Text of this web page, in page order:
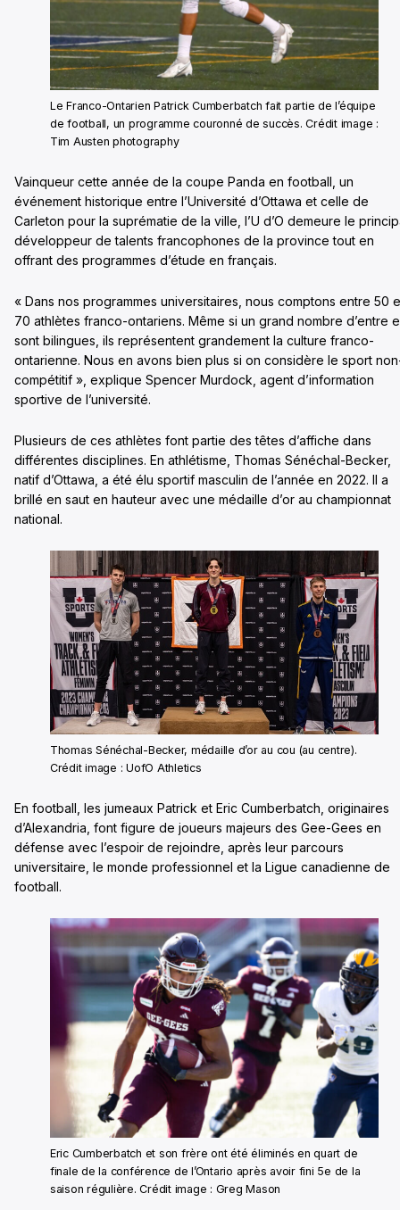
Le Franco-Ontarien Patrick Cumberbatch fait partie de l’équipe
de football, un programme couronné de succès. Crédit image :
Tim Austen photography
Vainqueur cette année de la coupe Panda en football, un
événement historique entre l’Université d’Ottawa et celle de
Carleton pour la suprématie de la ville, l’U d’O demeure le
développeur de talents francophones de la province tout en
offrant des programmes d’étude en français.
« Dans nos programmes universitaires, nous comptons entre 50
70 athlètes franco-ontariens. Même si un grand nombre d’entre
sont bilingues, ils représentent grandement la culture franco-
ontarienne. Nous en avons bien plus si on considère le sport
compétitif », explique Spencer Murdock, agent d’information
sportive de l’université.
Plusieurs de ces athlètes font partie des têtes d’affiche dans
différentes disciplines. En athlétisme, Thomas Sénéchal-Becker,
natif d’Ottawa, a été élu sportif masculin de l’année en 2022. Il a
brillé en saut en hauteur avec une médaille d’or au championnat
national.
Thomas Sénéchal-Becker, médaille d’or au cou (au centre).
Crédit image : UofO Athletics
En football, les jumeaux Patrick et Eric Cumberbatch, originaires
d’Alexandria, font figure de joueurs majeurs des Gee-Gees en
défense avec l’espoir de rejoindre, après leur parcours
universitaire, le monde professionnel et la Ligue canadienne de
football.
Eric Cumberbatch et son frère ont été éliminés en quart de
finale de la conférence de l’Ontario après avoir fini 5e de la
saison régulière. Crédit image : Greg Mason